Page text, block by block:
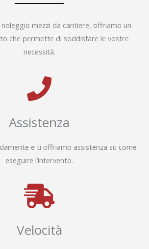
mezzi da cantiere, offriamo un
che permette di soddisfare le vostre
necessità.
Assistenza
e ti offriamo assistenza su come
eseguire l’intervento.
Velocità